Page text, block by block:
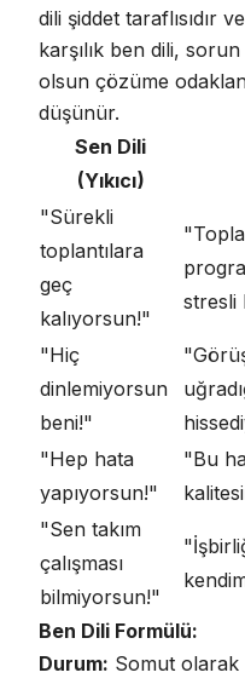
dili şiddet taraflısıdır
karşılık ben dili,
olsun çözüme
düşünür.
Sen Dili
(Yıkıcı)
"Sürekli
toplantılara
geç
kalıyorsun!"
stresli
"Hiç
dinlemiyorsun
beni!"
"Hep hata
yapıyorsun!"
"Bu
"Sen takım
çalışması
bilmiyorsun!"
Ben Dili Formülü:
Durum: Somut olarak